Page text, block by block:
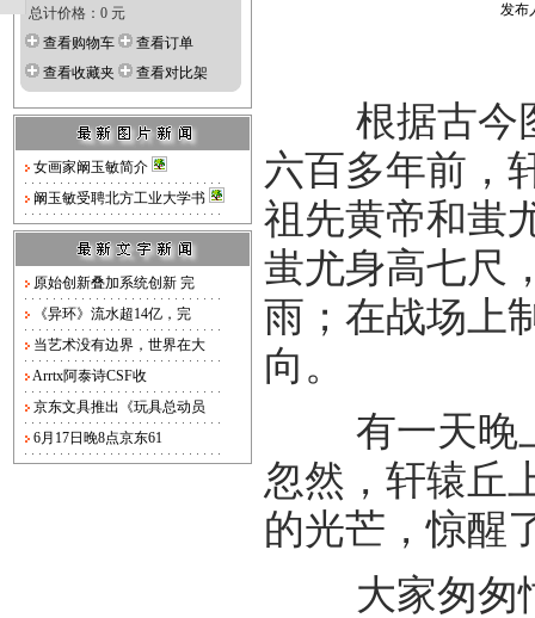
总计价格：0 元
查看购物车
查看订单
查看收藏夹
查看对比架
女画家阚玉敏简介
阚玉敏受聘北方工业大学书
原始创新叠加系统创新 完
《异环》流水超14亿，完
当艺术没有边界，世界在大
Arrtx阿泰诗CSF收
京东文具推出《玩具总动员
6月17日晚8点京东61
发布
根据古今图
六百多年前，
祖先黄帝和蚩
蚩尤身高七尺
雨；在战场上
向。
有一天晚上
忽然，轩辕丘
的光芒，惊醒
大家匆匆忙